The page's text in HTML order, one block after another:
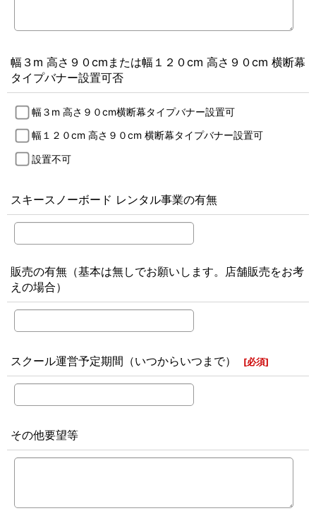
幅３m 高さ９０cmまたは幅１２０cm 高さ９０cm 横断幕
タイプバナー設置可否
幅３m 高さ９０cm横断幕タイプバナー設置可
幅１２０cm 高さ９０cm 横断幕タイプバナー設置可
設置不可
スキースノーボード レンタル事業の有無
販売の有無（基本は無しでお願いします。店舗販売をお考
えの場合）
スクール運営予定期間（いつからいつまで） [必須]
その他要望等